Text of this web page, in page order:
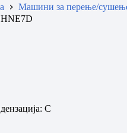
Машини за перење/
C